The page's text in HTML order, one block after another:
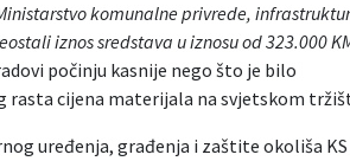
komunalne privrede,
iznos sredstava u iznosu od 323.000
počinju kasnije nego što je bilo
rasta cijena materijala na svjetskom
uređenja, građenja i zaštite okoliša KS